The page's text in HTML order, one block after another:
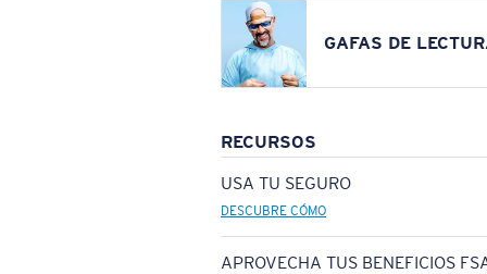
GAFAS DE
RECURSOS
USA TU SEGURO
DESCUBRE CÓMO
APROVECHA TUS BENEFICIOS